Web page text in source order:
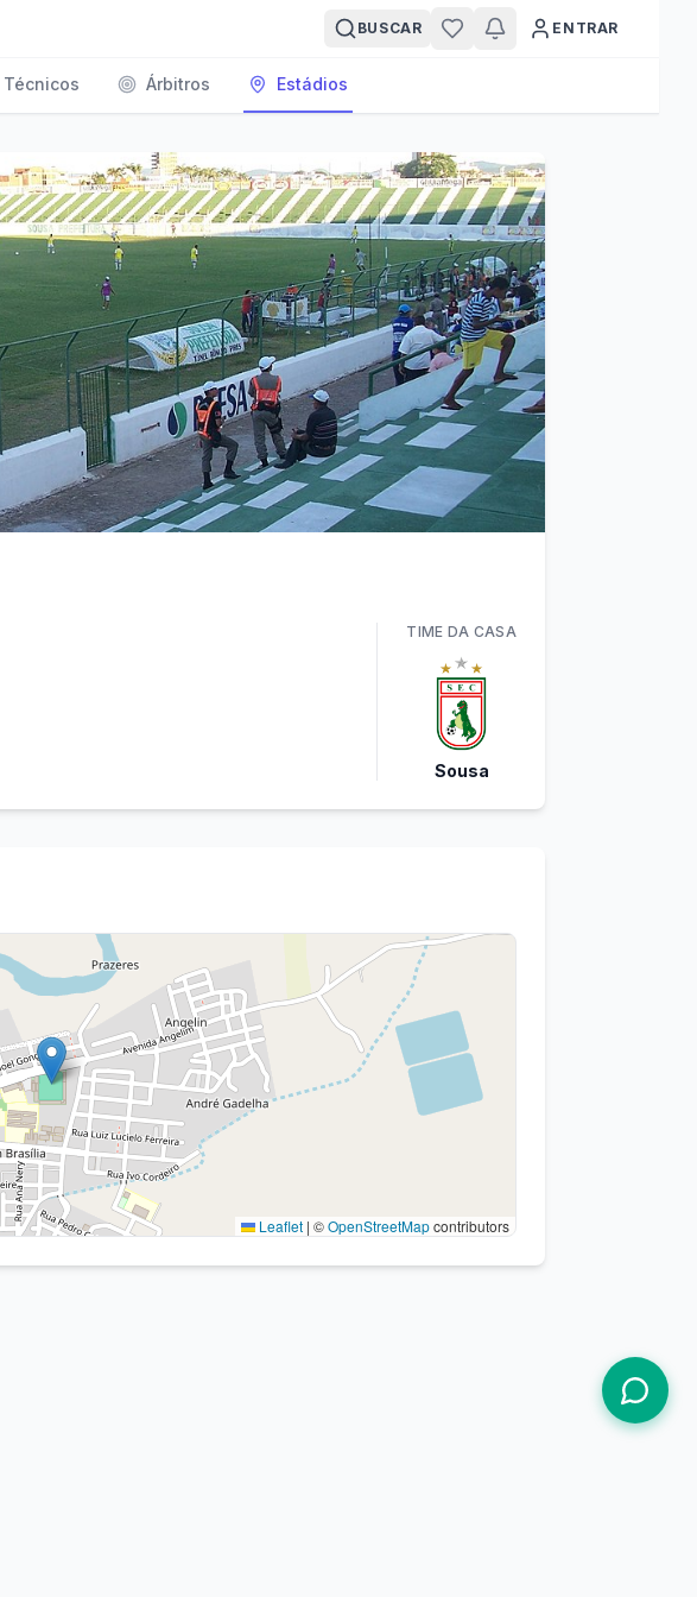
BUSCAR ENTRAR
Técnicos Árbitros Estádios
TIME DA CASA
Sousa
Leaflet | ©OpenStreetMapcontributors